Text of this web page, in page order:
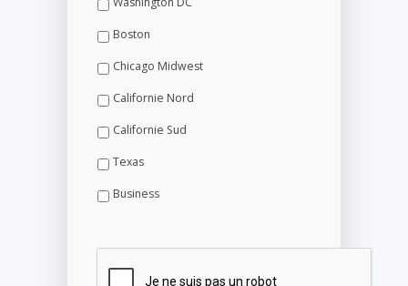
Boston
Chicago Midwest
Californie Nord
Californie Sud
Texas
Business